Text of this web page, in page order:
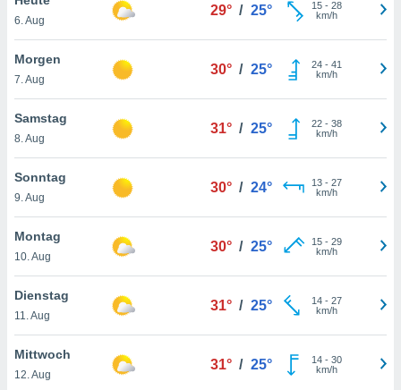
oder
Partner
es uns
das
der
Profil zu
Ihnen
finden
. Sie
jederzeit
Rand
6. Aug
29° / 25° 15- 28
km/h
Morgen
7. Aug
30° / 25° 24- 41
km/h
Samstag
8. Aug
31° / 25° 22- 38
km/h
Sonntag
9. Aug
30° / 24° 13- 27
km/h
Montag
10. Aug
30° / 25° 15- 29
km/h
Dienstag
11. Aug
31° / 25° 14- 27
km/h
Mittwoch
12. Aug
31° / 25° 14- 30
km/h